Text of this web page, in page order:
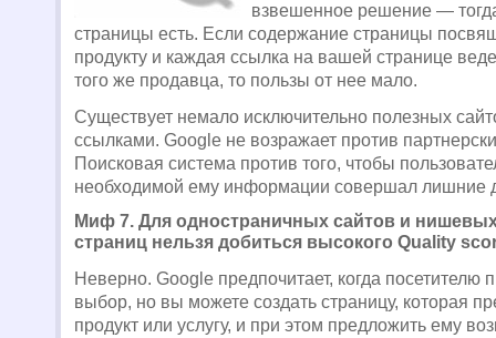
взвешенное решение —
страницы есть. Если содержание страницы
продукту и каждая ссылка на вашей странице
того же продавца, то пользы от нее мало.
Существует немало исключительно полезных
ссылками. Google не возражает против
Поисковая система против того, чтобы
необходимой ему информации совершал лишние
Миф 7. Для одностраничных сайтов и
страниц нельзя добиться высокого Quality
Неверно. Google предпочитает, когда посетителю
выбор, но вы можете создать страницу, которая
продукт или услугу, и при этом предложить ему